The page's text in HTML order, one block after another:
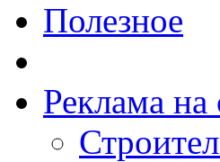
Полезное
Реклама на